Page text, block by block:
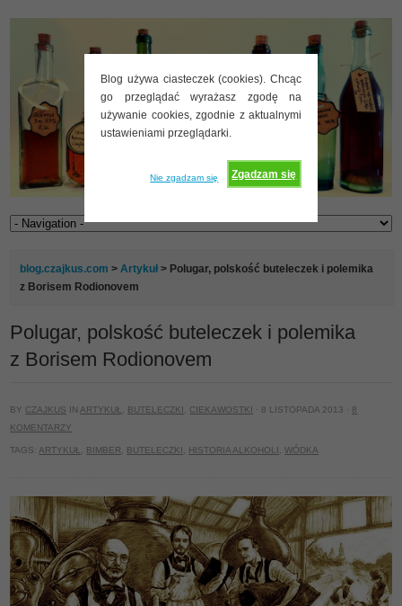
Blog używa ciasteczek (cookies). Chcąc
go przeglądać wyrażasz zgodę na
używanie cookies, zgodnie z aktualnymi
ustawieniami przeglądarki.
Zgadzam się
Nie zgadzam się
blog.czajkus.com > Artykuł > Polugar, polskość buteleczek i polemika
z Borisem Rodionovem
Polugar, polskość buteleczek i polemika
z Borisem Rodionovem
BY CZAJKUS IN ARTYKUŁ BUTELECZKI CIEKAWOSTKI · 8 LISTOPADA 2013 · 8
KOMENTARZY
TAGS: ARTYKUŁ BIMBER BUTELECZKI HISTORIA ALKOHOLI ,WÓDKA